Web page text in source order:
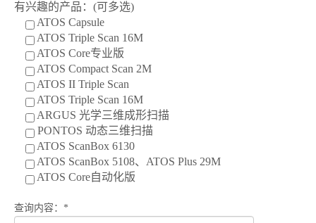
有兴趣的产品：(可多选)
ATOS Capsule
ATOS Triple Scan 16M
ATOS Core专业版
ATOS Compact Scan 2M
ATOS II Triple Scan
ATOS Triple Scan 16M
ARGUS 光学三维成形扫描
PONTOS 动态三维扫描
ATOS ScanBox 6130
ATOS ScanBox 5108、ATOS Plus 29M
ATOS Core自动化版
查询内容：*